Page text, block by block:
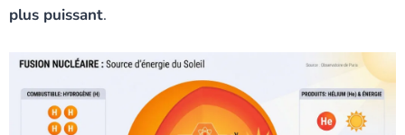
plus puissant.